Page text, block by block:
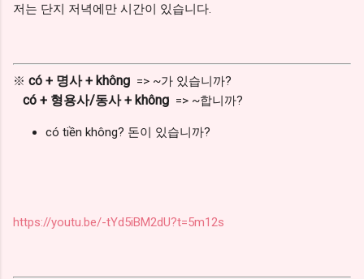
저는 단지 저녁에만 시간이 있습니다.
※ có + 명사 + không => ~가 있습니까?
có + 형용사/동사 + không => ~합니까?
có tiền không? 돈이 있습니까?
https://youtu.be/-tYd5iBM2dU?t=5m12s